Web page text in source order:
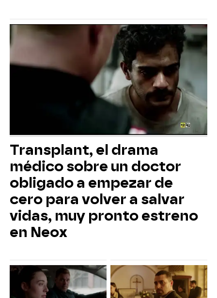
Transplant, el drama
médico sobre un doctor
obligado a empezar de
cero para volver a salvar
vidas, muy pronto estreno
en Neox